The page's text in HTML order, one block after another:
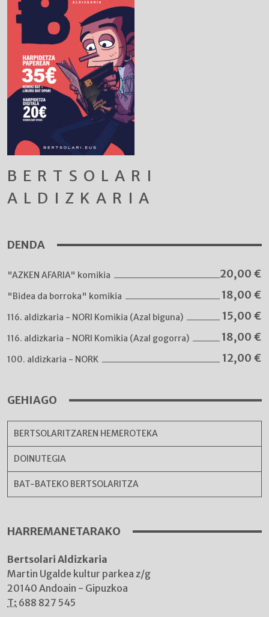
BERTSOLARI
ALDIZKARIA
DENDA
"AZKEN AFARIA" komikia 20,00 €
"Bidea da borroka" komikia 18,00 €
116. aldizkaria - NORI Komikia (Azal biguna) 15,00 €
116. aldizkaria - NORI Komikia (Azal gogorra) 18,00 €
100. aldizkaria - NORK 12,00 €
GEHIAGO
BERTSOLARITZAREN HEMEROTEKA
DOINUTEGIA
BAT-BATEKO BERTSOLARITZA
HARREMANETARAKO
Bertsolari Aldizkaria
Martin Ugalde kultur parkea z/g
20140 Andoain - Gipuzkoa
T: 688 827 545